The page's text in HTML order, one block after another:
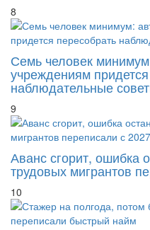
8
Семь человек
учреждениям
наблюдательные
9
Аванс сгорит, ошибка
трудовых мигрантов
10